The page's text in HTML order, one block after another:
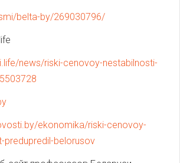
belta-by/269030796/
news/riski-cenovoy-nestabilnosti-
ekonomika/riski-cenovoy-
predupredil-belorusov